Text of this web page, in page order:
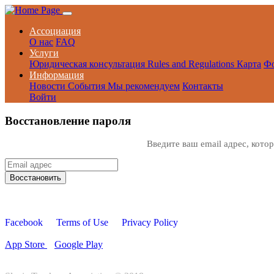
Ассоциация
О нас FAQ
Услуги
Юридическая консультация Rules and Regulations Карта
Информация
Новости События Мы рекомендуем Контакты
Войти
Восстановление пароля
Введите ваш email адрес,
Facebook Terms of Use Privacy Policy
App Store Google Play